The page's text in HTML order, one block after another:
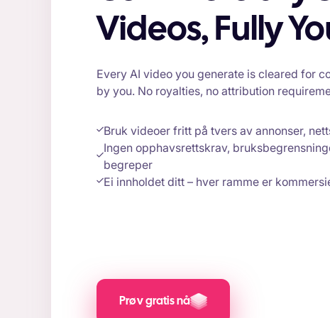
Videos, Fully
Every AI video you generate is cleared for
by you. No royalties, no attribution
Bruk videoer fritt på tvers av annonser,
Ingen opphavsrettskrav,
begreper
Ei innholdet ditt – hver ramme er
Prøv gratis nå